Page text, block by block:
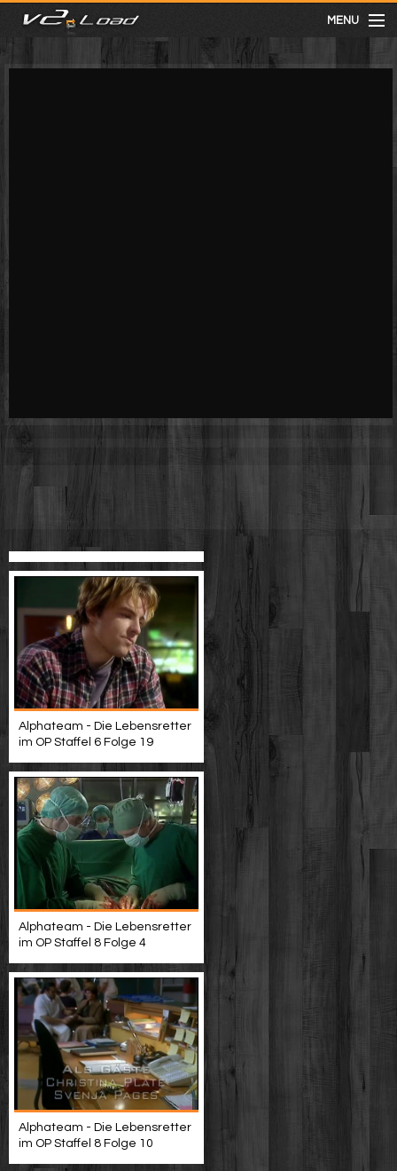
MENU
meist gesehen
Alphateam - Die Lebensretter
im OP Staffel 6 Folge 19
Alphateam - Die Lebensretter
im OP Staffel 8 Folge 4
Alphateam - Die Lebensretter
im OP Staffel 8 Folge 10